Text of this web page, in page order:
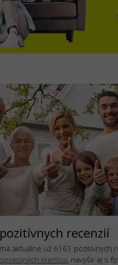
recenzií
aktuálne už 6161 pozitívnych
spokojných klientov, navyše aj s